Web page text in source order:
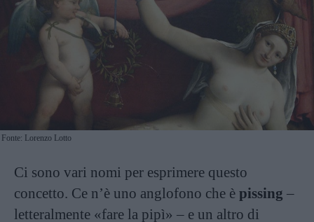
Fonte: Lorenzo Lotto
Ci sono vari nomi per esprimere questo
concetto. Ce n’è uno anglofono che è pissing –
letteralmente «fare la pipì» – e un altro di